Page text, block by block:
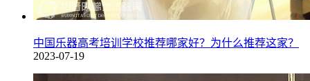
中国乐器高考培训学校推荐哪家好？为什么推荐这家？
2023-07-19